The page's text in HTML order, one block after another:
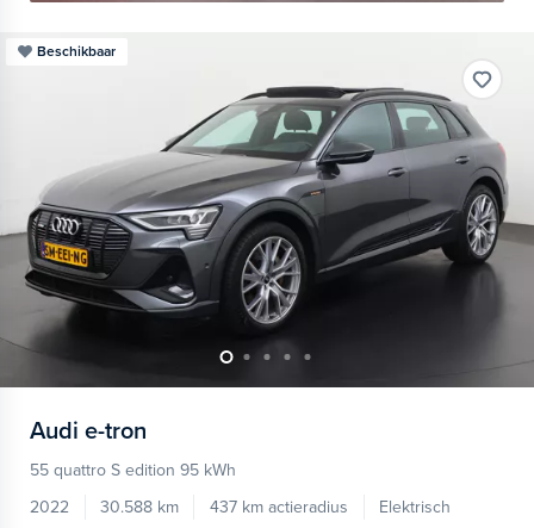
Beschikbaar
Audi e-tron
55 quattro S edition 95 kWh
2022
30.588 km 437 km actieradius
Elektrisch